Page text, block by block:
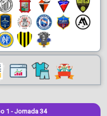
1 - Jornada 34